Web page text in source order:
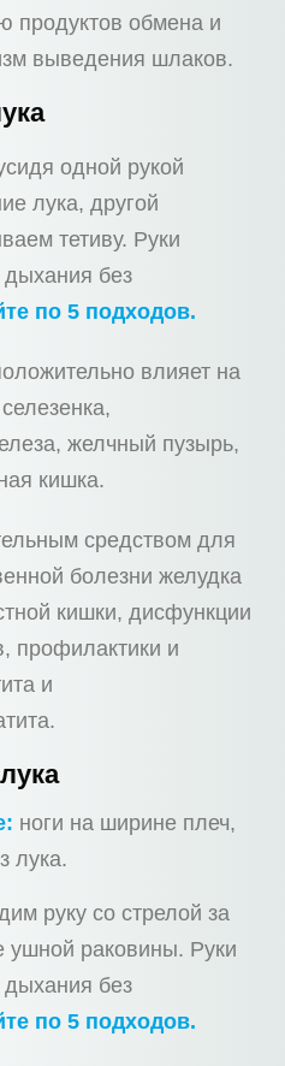
продуктов обмена и
выведения шлаков.
одной рукой
лука, другой
тетиву. Руки
без
по 5 подходов.
влияет на
желчный пузырь,
кишка.
средством для
болезни желудка
кишки, дисфункции
профилактики и
и
ноги на ширине плеч,
лука.
руку со стрелой за
ушной раковины. Руки
без
по 5 подходов.